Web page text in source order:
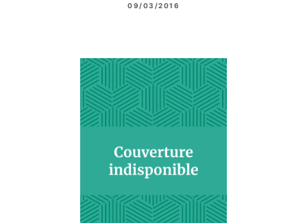
09/03/2016